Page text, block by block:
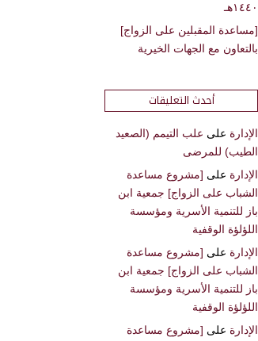
١٤٤٠هـ
[مساعدة المقبلين على الزواج]
بالتعاون مع الجهات الخيرية
أحدث التعليقات
الإدارة على علب التيمم (الصعيد
الطيب) للمرضى
الإدارة على [مشروع مساعدة
الشباب على الزواج] جمعية ابن
باز للتنمية الأسرية ومؤسسة
اللؤلؤة الوقفية
الإدارة على [مشروع مساعدة
الشباب على الزواج] جمعية ابن
باز للتنمية الأسرية ومؤسسة
اللؤلؤة الوقفية
الإدارة على [مشروع مساعدة